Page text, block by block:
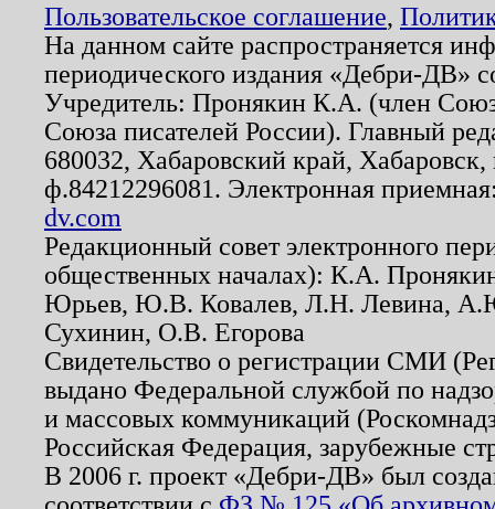
Пользовательское соглашение,
На данном сайте распространяется
периодического издания «Дебри-ДВ»
Учредитель: Пронякин К.А. (член
Союза писателей России). Главный
680032, Хабаровский край,
ф.84212296081. Электронная
dv.com
Редакционный совет электронного
общественных началах): К.А.
Юрьев, Ю.В. Ковалев, Л.Н. Левина,
Сухинин, О.В. Егорова
Свидетельство о регистрации СМИ
выдано Федеральной службой по
и массовых коммуникаций
Российская Федерация, зарубежные
В 2006 г. проект «Дебри-ДВ» был